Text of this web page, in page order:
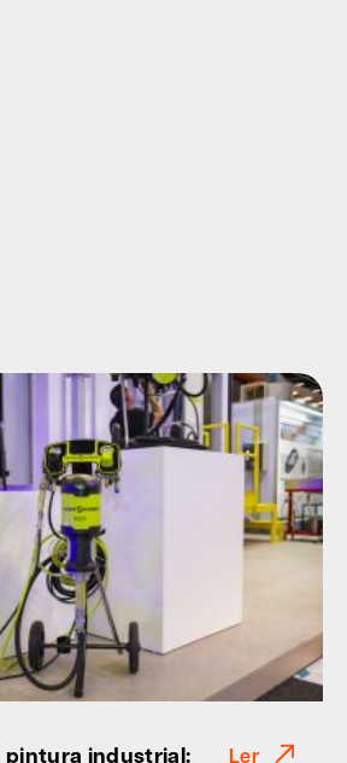
pintura industrial: Ler